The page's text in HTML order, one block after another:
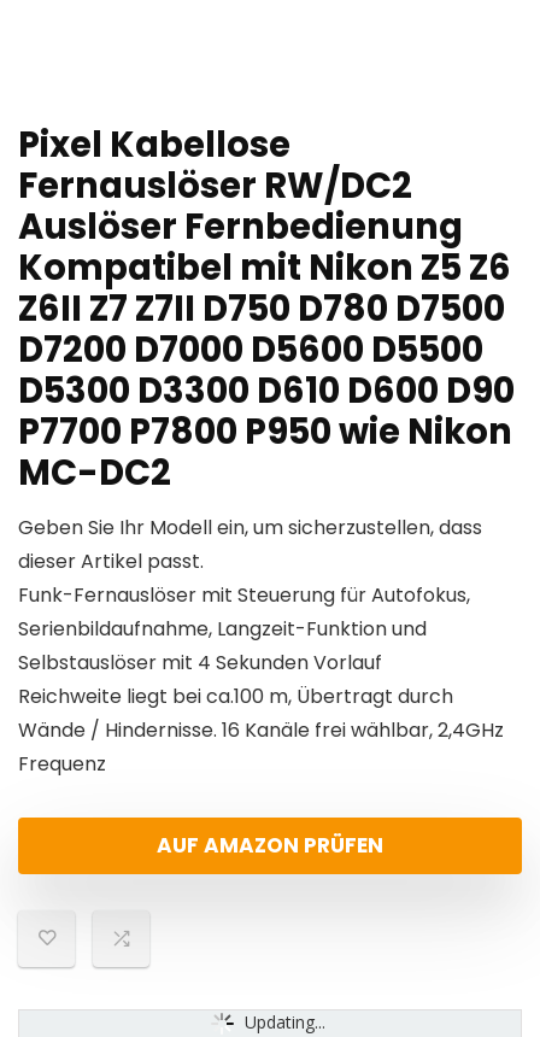
Pixel Kabellose
Fernauslöser RW/DC2
Auslöser Fernbedienung
Kompatibel mit Nikon Z5 Z6
Z6II Z7 Z7II D750 D780 D7500
D7200 D7000 D5600 D5500
D5300 D3300 D610 D600 D90
P7700 P7800 P950 wie Nikon
MC-DC2
Geben Sie Ihr Modell ein, um sicherzustellen, dass
dieser Artikel passt.
Funk-Fernauslöser mit Steuerung für Autofokus,
Serienbildaufnahme, Langzeit-Funktion und
Selbstauslöser mit 4 Sekunden Vorlauf
Reichweite liegt bei ca.100 m, Übertragt durch
Wände / Hindernisse. 16 Kanäle frei wählbar, 2,4GHz
Frequenz
AUF AMAZON PRÜFEN
Updating...